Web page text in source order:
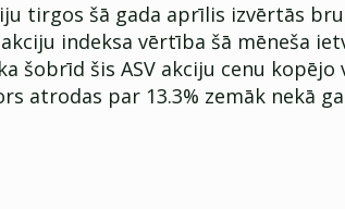
tirgos šā gada aprīlis izvērtās
indeksa vērtība šā mēneša
šobrīd šis ASV akciju cenu kopējo
atrodas par 13.3% zemāk nekā